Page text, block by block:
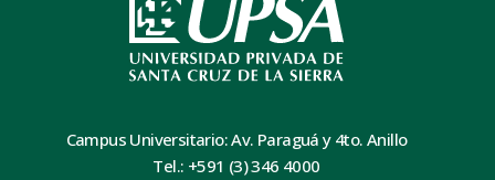
Campus Universitario: Av. Paraguá y 4to. Anillo
Tel.: +591 (3) 346 4000